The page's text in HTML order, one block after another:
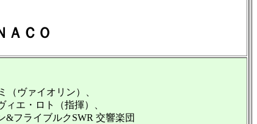
ＣＯ
（ヴァイオリン）、
エ・ロト（指揮）、
フライブルクSWR 交響楽団